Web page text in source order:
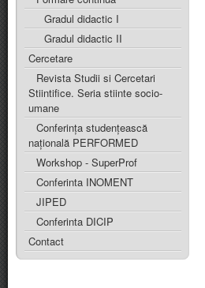
Gradul didactic I
Gradul didactic II
Cercetare
Revista Studii si Cercetari
Stiintifice. Seria stiinte socio-
umane
Conferința studențească
națională PERFORMED
Workshop - SuperProf
Conferinta INOMENT
JIPED
Conferinta DICIP
Contact